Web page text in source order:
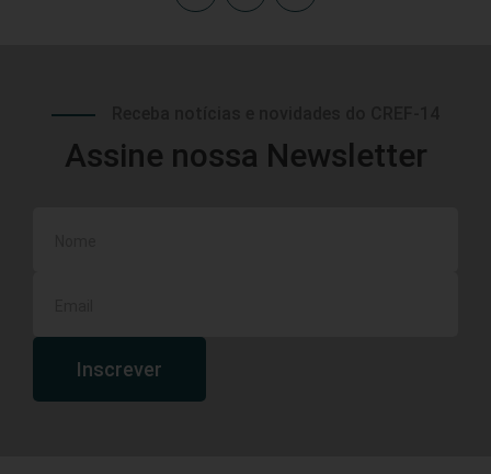
Assine nossa Newsletter
Inscrever